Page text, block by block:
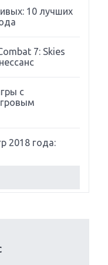
10 лучших
7: Skies
с
2018 года: